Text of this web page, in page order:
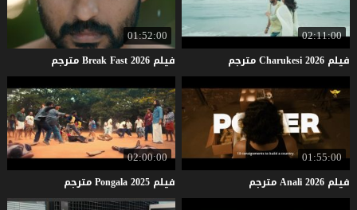
02:11:00
فيلم Charukesi2026 مترجم
01:52:00
فيلم BreakFast2026 مترجم
01:55:00
فيلم Anali2026 مترجم
02:00:00
فيلم Pongala2025 مترجم